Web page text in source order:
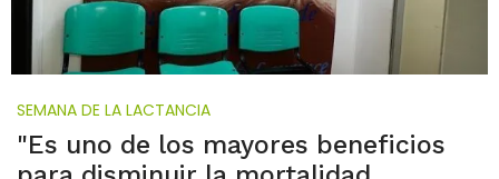
SEMANA DE LA LACTANCIA
"Es uno de los mayores beneficios